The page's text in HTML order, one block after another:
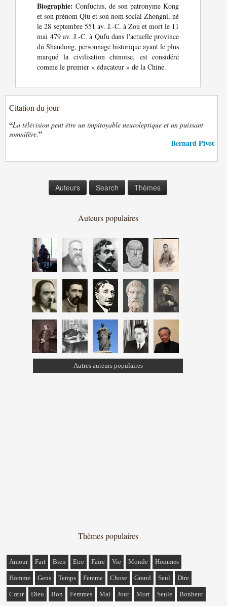
Biographie: Confucius, de son patronyme Kong
et son prénom Qiu et son nom social Zhongni, né
le 28 septembre 551 av. J.-C. à Zou et mort le 11
mai 479 av. J.-C. à Qufu dans l'actuelle province
du Shandong, personnage historique ayant le plus
marqué la civilisation chinoise, est considéré
comme le premier « éducateur » de la Chine.
Citation du jour
“La télévision peut être un impitoyable neuroleptique et un puissant
somnifère.”
— Bernard Pivot
Auteurs Search Thèmes
Auteurs populaires
Autres auteurs populaires
Thèmes populaires
Amour Fait Bien Etre Faire Vie Monde Hommes
Homme Gens Temps Femme Chose Grand Seul Dire
Cœur Dieu Bon Femmes Mal Jour Mort Seule Bonheur